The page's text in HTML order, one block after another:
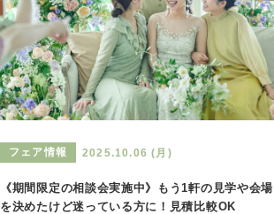
フェア情報 2025.10.06 (月)
《期間限定の相談会実施中》もう1軒の見学や会場
を決めたけど迷っている方に！見積比較OK